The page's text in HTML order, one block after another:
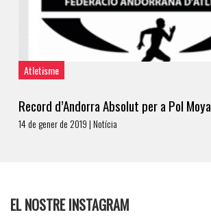
Atletisme
Record d’Andorra Absolut per a Pol Moya
14 de gener de 2019 | Notícia
EL NOSTRE INSTAGRAM